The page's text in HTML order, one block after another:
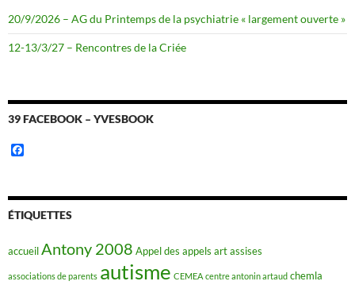
20/9/2026 – AG du Printemps de la psychiatrie « largement ouverte »
12-13/3/27 – Rencontres de la Criée
39 FACEBOOK – YVESBOOK
b
o
ÉTIQUETTES
accueilAntony 2008 Appel des appels artassises
associations de parents autisme CEMEA centre antonin artaud chemla